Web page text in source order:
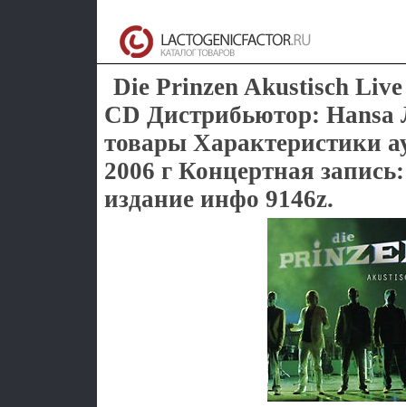
Die Prinzen Akustisch
CD Дистрибьютор:
товары Характеристики
2006 г Концертная
издание инфо 9146z.